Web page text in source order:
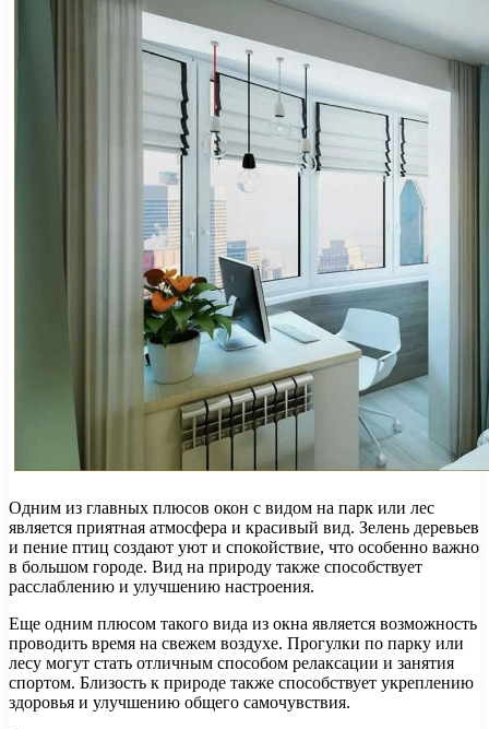
Одним из главных плюсов окон с видом на парк или лес
является приятная атмосфера и красивый вид. Зелень деревьев
и пение птиц создают уют и спокойствие, что особенно важно
в большом городе. Вид на природу также способствует
расслаблению и улучшению настроения.
Еще одним плюсом такого вида из окна является возможность
проводить время на свежем воздухе. Прогулки по парку или
лесу могут стать отличным способом релаксации и занятия
спортом. Близость к природе также способствует укреплению
здоровья и улучшению общего самочувствия.